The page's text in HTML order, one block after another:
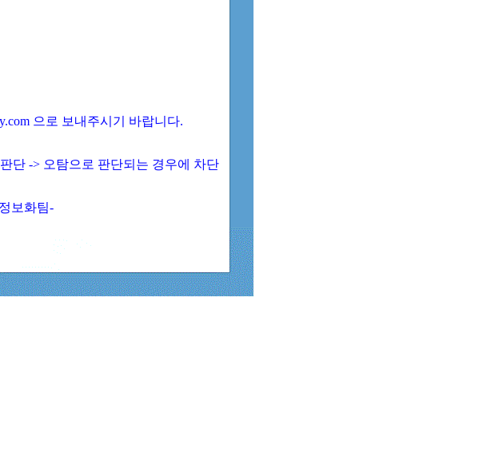
으로 보내주시기 바랍니다.
단 -> 오탐으로 판단되는 경우에 차단
보화팀-